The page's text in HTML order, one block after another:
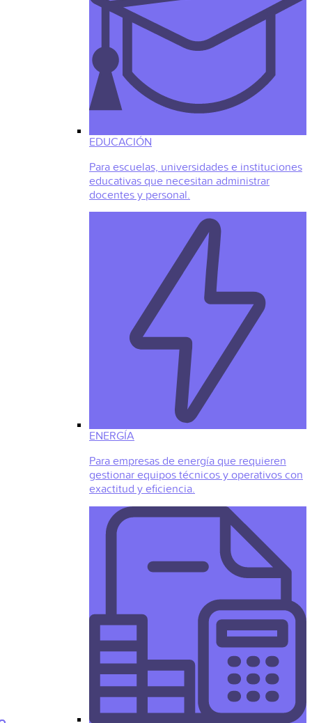
EDUCACIÓN
Para escuelas, universidades e instituciones
educativas que necesitan administrar
docentes y personal.
ENERGÍA
Para empresas de energía que requieren
gestionar equipos técnicos y operativos con
exactitud y eficiencia.